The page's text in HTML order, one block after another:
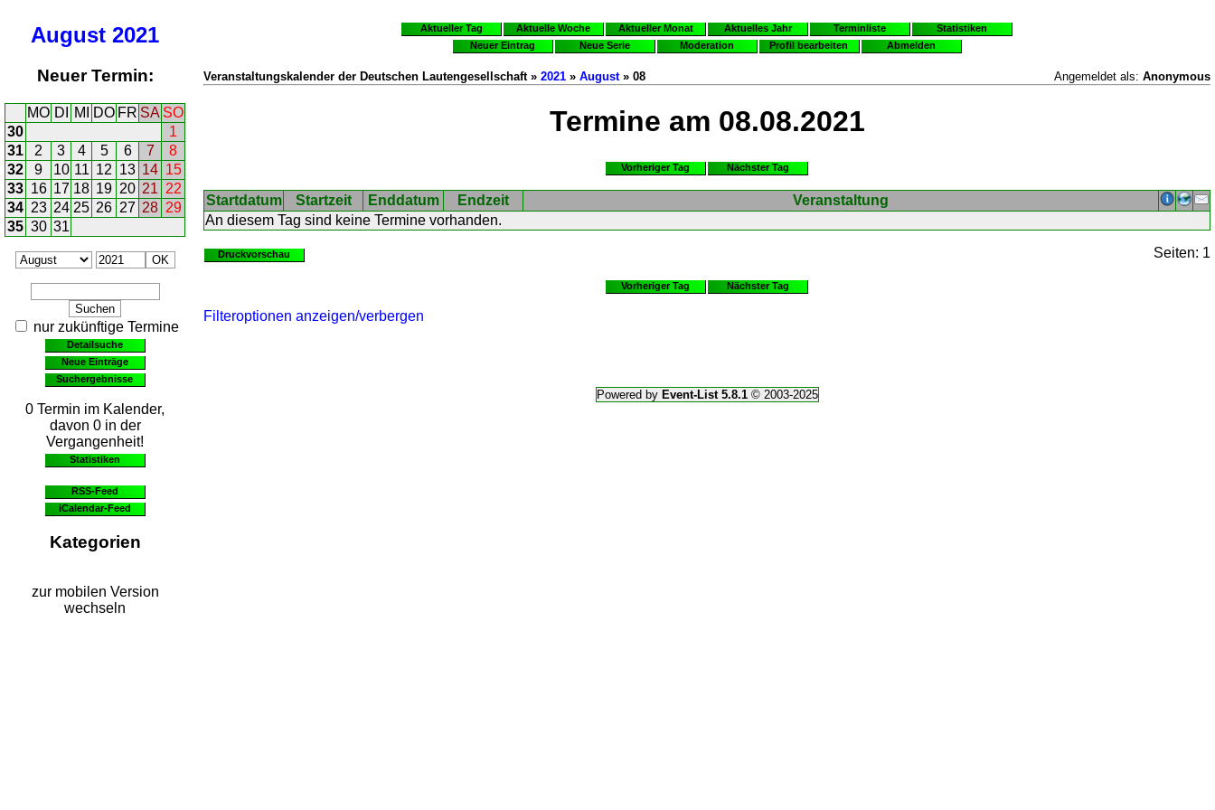
August 2021
Neuer Termin:
MO DI MI DO FR SA SO
30
1
31
2 3 4 5 6 7
8
32
9 10 11 12 13 14 15
33 16 17 18 19 20 21 22
34 23 24 25 26 27 28 29
35 30 31
nur zukünftige Termine
Detailsuche
Neue Einträge
Suchergebnisse
0 Termin im Kalender,
davon 0 in der
Vergangenheit!
Statistiken
RSS-Feed
iCalendar-Feed
Kategorien
zur mobilen Version
wechseln
Aktueller Tag Aktuelle Woche Aktueller Monat Aktuelles Jahr Terminliste
Statistiken
Neuer Eintrag
Neue Serie Moderation Profil bearbeiten Abmelden
Veranstaltungskalender der Deutschen Lautengesellschaft » 2021 » August» 08 Angemeldet als: Anonymous
Termine am 08.08.2021
Vorheriger Tag Nächster Tag
Startdatum Startzeit Enddatum Endzeit
Veranstaltung
An diesem Tag sind keine Termine vorhanden.
Druckvorschau Seiten: 1
Vorheriger Tag Nächster Tag
Filteroptionen anzeigen/verbergen
Powered by Event-List 5.8.1© 2003-2025